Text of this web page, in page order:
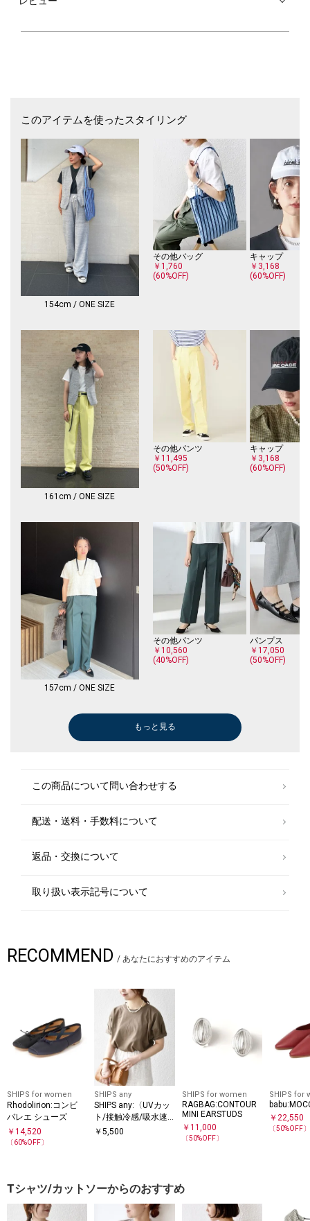
NINE CASE定番のコンパクトなポケットTシャツ。
して2023年秋冬シーズンにデビュー。
時代感を取り入れたスタンダードなアイテムを中心に展開します。
※撮影環境により商品の色味が異なって見える場合がございます。商品の
お色味は、物撮り画像をご参考にしてください。
※末永く愛用頂く為に、アテンションタグを必ずご確認の上、着用又はお
取り扱い下さい。
※画像の商品はサンプルです。
実際の商品と仕様、加工、サイズが若干異なる場合がございます。
このアイテムを使ったスタイリング
154cm / ONE SIZE
その他バッグ
￥1,760
(60%OFF)
キャップ
￥3,168
(60%OFF)
161cm / ONE SIZE
その他パンツ
￥11,495
(50%OFF)
キャップ
￥3,168
(60%OFF)
157cm / ONE SIZE
その他パンツ
￥10,560
(40%OFF)
パンプス
￥17,050
(50%OFF)
ロング・マキシ丈
ネックレス
サンダル/エスパドリーユサンダル/エスパドリーユ
ネックレス
もっと見る
この商品について問い合わせする
配送・送料・手数料について
返品・交換について
取り扱い表示記号について
RECOMMEND / あなたにおすすめのアイテム
SHIPS for women
Rhodolirion:コンビ
バレエ シューズ
￥ 14,520
〔60%OFF〕
SHIPS any
SHIPS any:〈UVカッ
ト/接触冷感/吸水速
乾/洗濯機可能〉USA
￥5,500
SHIPS for women
RAGBAG:CONTOUR
MINI EARSTUDS
￥ 11,000
〔50%OFF〕
SHIPS for
￥22,550
〔50%OFF〕
Tシャツ/カットソーからのおすすめ